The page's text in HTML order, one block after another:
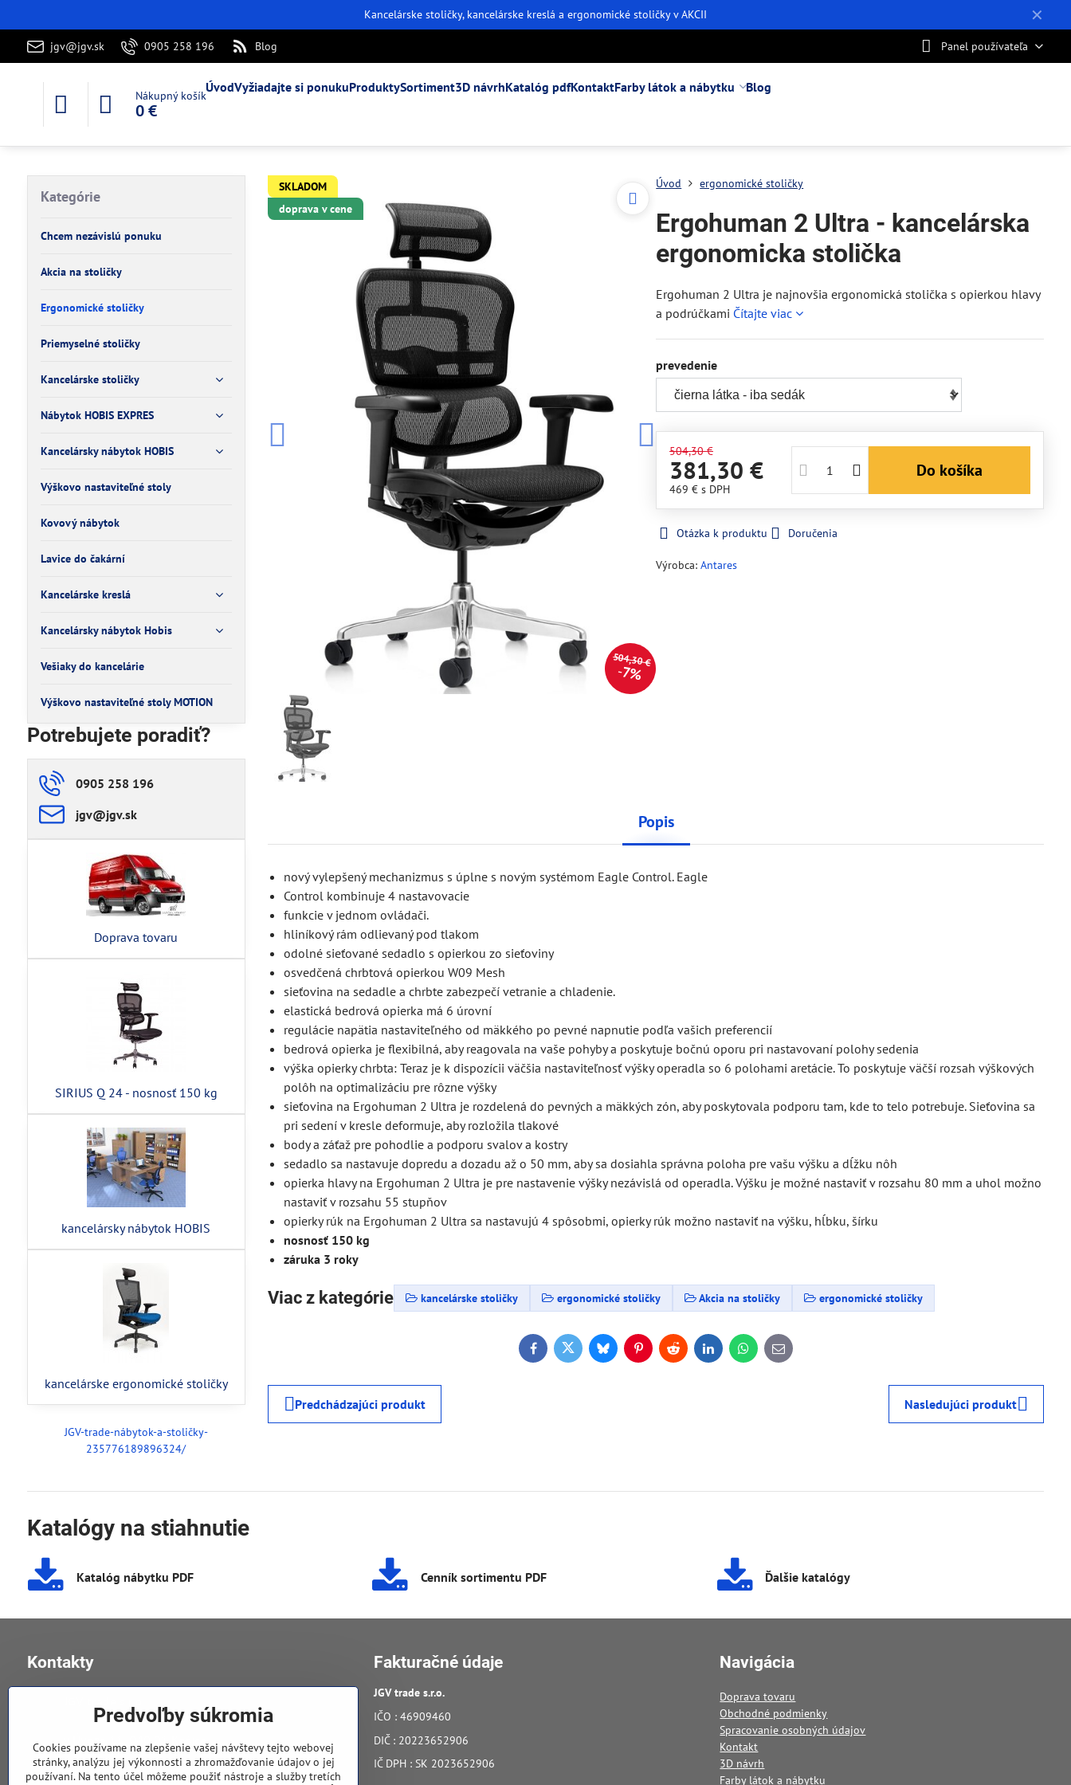
✕
Kancelárske stoličky, kancelárske kreslá a ergonomické stoličky v AKCII
jgv@jgv.sk 0905 258 196 Blog Panel používateľa
Nákupný košík
0 €
ÚvodVyžiadajte si ponukuProduktySortiment3D návrhKatalóg pdfKontaktFarby látok a nábytku Blog
SKLADOM
doprava v cene
504,30 €
7%
Úvod ergonomické stoličky
Ergohuman 2 Ultra - kancelárska
ergonomicka stolička
Ergohuman 2 Ultra je najnovšia ergonomická stolička s opierkou hlavy
a podrúčkami Čítajte viac
prevedenie
504,30 €
381,30 €
469 €s DPH
Do košíka
Otázka k produktu Doručenia
Výrobca:Antares
Popis
nový vylepšený mechanizmus s úplne s novým systémom Eagle Control. Eagle
Control kombinuje 4 nastavovacie
funkcie v jednom ovládači.
hliníkový rám odlievaný pod tlakom
odolné sieťované sedadlo s opierkou zo sieťoviny
osvedčená chrbtová opierkou W09 Mesh
sieťovina na sedadle a chrbte zabezpečí vetranie a chladenie.
elastická bedrová opierka má 6 úrovní
regulácie napätia nastaviteľného od mäkkého po pevné napnutie podľa vašich preferencií
bedrová opierka je flexibilná, aby reagovala na vaše pohyby a poskytuje bočnú oporu pri nastavovaní polohy sedenia
výška opierky chrbta: Teraz je k dispozícii väčšia nastaviteľnosť výšky operadla so 6 polohami aretácie. To poskytuje väčší rozsah výškových
polôh na optimalizáciu pre rôzne výšky
sieťovina na Ergohuman 2 Ultra je rozdelená do pevných a mäkkých zón, aby poskytovala podporu tam, kde to telo potrebuje. Sieťovina sa
pri sedení v kresle deformuje, aby rozložila tlakové
body a záťaž pre pohodlie a podporu svalov a kostry
sedadlo sa nastavuje dopredu a dozadu až o 50 mm, aby sa dosiahla správna poloha pre vašu výšku a dĺžku nôh
opierka hlavy na Ergohuman 2 Ultra je pre nastavenie výšky nezávislá od operadla. Výšku je možné nastaviť v rozsahu 80 mm a uhol možno
nastaviť v rozsahu 55 stupňov
opierky rúk na Ergohuman 2 Ultra sa nastavujú 4 spôsobmi, opierky rúk možno nastaviť na výšku, hĺbku, šírku
nosnosť 150 kg
záruka 3 roky
Viac z kategórie kancelárske stoličky ergonomické stoličky Akcia na stoličky ergonomické stoličky
FacebookTwitterBlueskyPinterestRedditLinkedInWhatsApp
E-
mail
Predchádzajúci produkt Nasledujúci produkt
Kategórie
Chcem nezávislú ponuku
Akcia na stoličky
Ergonomické stoličky
Priemyselné stoličky
Kancelárske stoličky
Nábytok HOBIS EXPRES
Kancelársky nábytok HOBIS
Výškovo nastaviteľné stoly
Kovový nábytok
Lavice do čakární
Kancelárske kreslá
Kancelársky nábytok Hobis
Vešiaky do kancelárie
Výškovo nastaviteľné stoly MOTION
Potrebujete poradiť?
0905 258 196
jgv​@jgv​.sk
Doprava tovaru
SIRIUS Q 24 - nosnosť 150 kg
kancelársky nábytok HOBIS
kancelárske ergonomické stoličky
JGV-trade-nábytok-a-stoličky-
235776189896324/
Katalógy na stiahnutie
Katalóg nábytku PDF Cenník sortimentu PDF Ďalšie katalógy
Kontakty
v Úvoze 11, 040 01 Košice
0905 258 196
Fakturačné údaje
JGV trade s​.r​.o​.
IČO : 46909460
DIČ : 20223652906
IČ DPH : SK 2023652906
Navigácia
Doprava tovaru
Obchodné podmienky
Spracovanie osobných údajov
Kontakt
3D návrh
Farby látok a nábytku
Predvoľby súkromia
Cookies používame na zlepšenie vašej návštevy tejto webovej
stránky, analýzu jej výkonnosti a zhromažďovanie údajov o jej
používaní. Na tento účel môžeme použiť nástroje a služby tretích